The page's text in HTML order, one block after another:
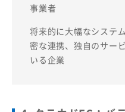
事業者
将来的に大幅なシステ
密な連携、独自のサー
いる企業